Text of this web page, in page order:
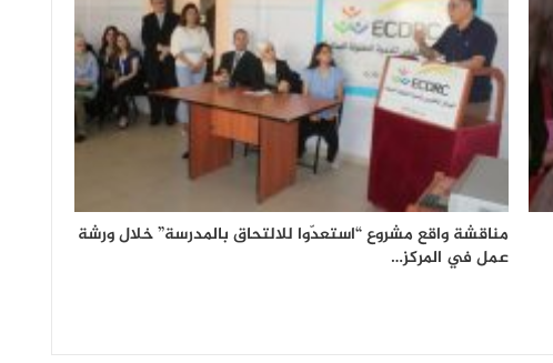
مناقشة واقع مشروع “استعدّوا للالتحاق بالمدرسة” خلال ورشة
عمل في المركز…